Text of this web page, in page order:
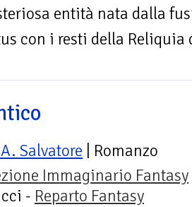
entità nata dalla
con i resti della Reliquia
Salvatore | Romanzo
Immaginario Fantasy
- Reparto Fantasy